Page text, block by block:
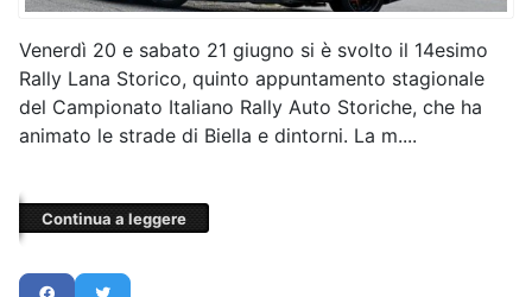
Venerdì 20 e sabato 21 giugno si è svolto il 14esimo
Rally Lana Storico, quinto appuntamento stagionale
del Campionato Italiano Rally Auto Storiche, che ha
animato le strade di Biella e dintorni. La m....
Continua a leggere